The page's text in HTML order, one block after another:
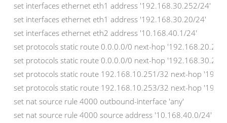
set interfaces ethernet eth1 address '192.168.30.252/24'
set interfaces ethernet eth1 address '192.168.30.20/24'
set interfaces ethernet eth2 address '10.168.40.1/24'
set protocols static route 0.0.0.0/0 next-hop '192.168.20.2'
set protocols static route 0.0.0.0/0 next-hop '192.168.30.2'
set protocols static route 192.168.10.251/32 next-hop
set protocols static route 192.168.10.253/32 next-hop
set nat source rule 4000 outbound-interface 'any'
set nat source rule 4000 source address '10.168.40.0/24'